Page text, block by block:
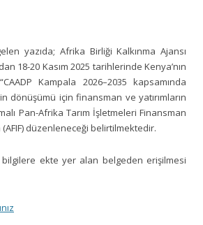
yazıda; Afrika Birliği Kalkınma Ajansı
18-20 Kasım 2025 tarihlerinde Kenya’nın
Kampala 2026–2035 kapsamında
dönüşümü için finansman ve yatırımların
Pan-Afrika Tarım İşletmeleri Finansman
(AFIF) düzenleneceği belirtilmektedir.
bilgilere ekte yer alan belgeden erişilmesi